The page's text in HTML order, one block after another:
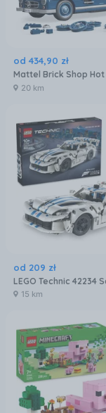
od 434,90 zł
20 km
od 209 zł
15 km